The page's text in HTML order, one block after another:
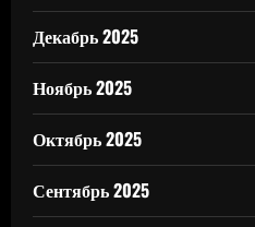
Декабрь 2025
Ноябрь 2025
Октябрь 2025
Сентябрь 2025